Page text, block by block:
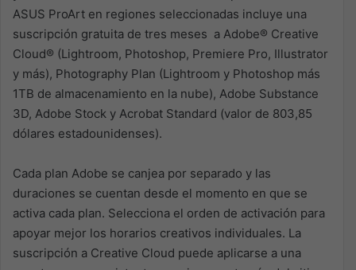
ASUS ProArt en regiones seleccionadas incluye una
suscripción gratuita de tres meses a Adobe® Creative
Cloud® (Lightroom, Photoshop, Premiere Pro, Illustrator
y más), Photography Plan (Lightroom y Photoshop más
1TB de almacenamiento en la nube), Adobe Substance
3D, Adobe Stock y Acrobat Standard (valor de 803,85
dólares estadounidenses).
Cada plan Adobe se canjea por separado y las
duraciones se cuentan desde el momento en que se
activa cada plan. Selecciona el orden de activación para
apoyar mejor los horarios creativos individuales. La
suscripción a Creative Cloud puede aplicarse a una